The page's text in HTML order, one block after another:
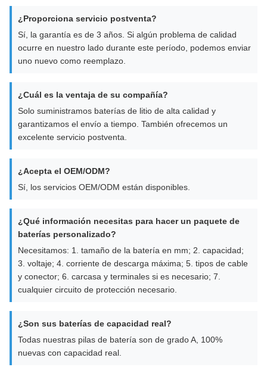
¿Proporciona servicio postventa?
Sí, la garantía es de 3 años. Si algún problema de calidad
ocurre en nuestro lado durante este período, podemos enviar
uno nuevo como reemplazo.
¿Cuál es la ventaja de su compañía?
Solo suministramos baterías de litio de alta calidad y
garantizamos el envío a tiempo. También ofrecemos un
excelente servicio postventa.
¿Acepta el OEM/ODM?
Sí, los servicios OEM/ODM están disponibles.
¿Qué información necesitas para hacer un paquete de
baterías personalizado?
Necesitamos: 1. tamaño de la batería en mm; 2. capacidad;
3. voltaje; 4. corriente de descarga máxima; 5. tipos de cable
y conector; 6. carcasa y terminales si es necesario; 7.
cualquier circuito de protección necesario.
¿Son sus baterías de capacidad real?
Todas nuestras pilas de batería son de grado A, 100%
nuevas con capacidad real.